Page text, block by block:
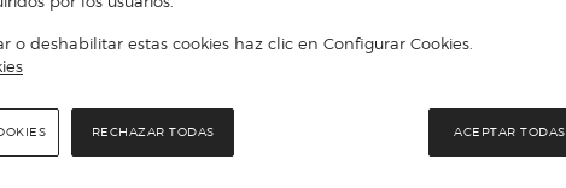
o deshabilitar estas cookies haz clic en Configurar Cookies.
RECHAZAR TODAS ACEPTAR TODAS